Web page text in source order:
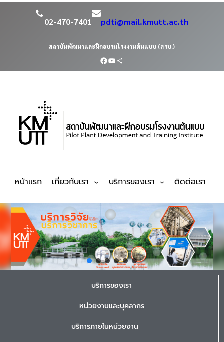
02-470-7401 pdti@mail.kmutt.ac.th
สถาบันพัฒนาและฝึกอบรมโรงงานต้นแบบ (สรบ.)
หน้าแรก เกี่ยวกับเรา บริการของเรา ติดต่อเรา
บริการของเรา
หน่วยงานและบุคลากร
บริการภายในหน่วยงาน